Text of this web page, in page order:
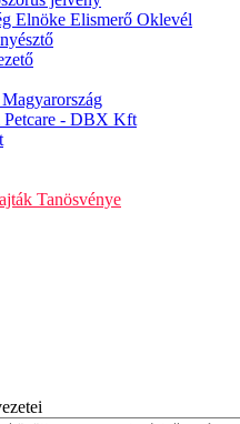
Elnöke Elismerő Oklevél
Petcare - DBX Kft
Tanösvénye